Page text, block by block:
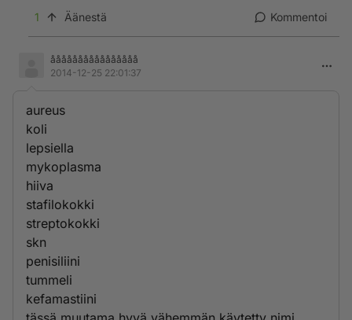
1 Äänestä Kommentoi
åååååååååååååååå
2014-12-25 22:01:37
aureus
koli
lepsiella
mykoplasma
hiiva
stafilokokki
streptokokki
skn
penisiliini
tummeli
kefamastiini